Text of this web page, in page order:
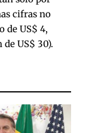
cifras no
de US$ 4,
US$ 30).